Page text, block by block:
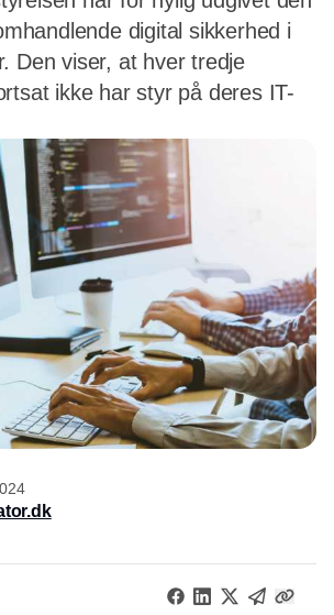
digital sikkerhed i
Den viser, at hver tredje
ikke har styr på deres IT-